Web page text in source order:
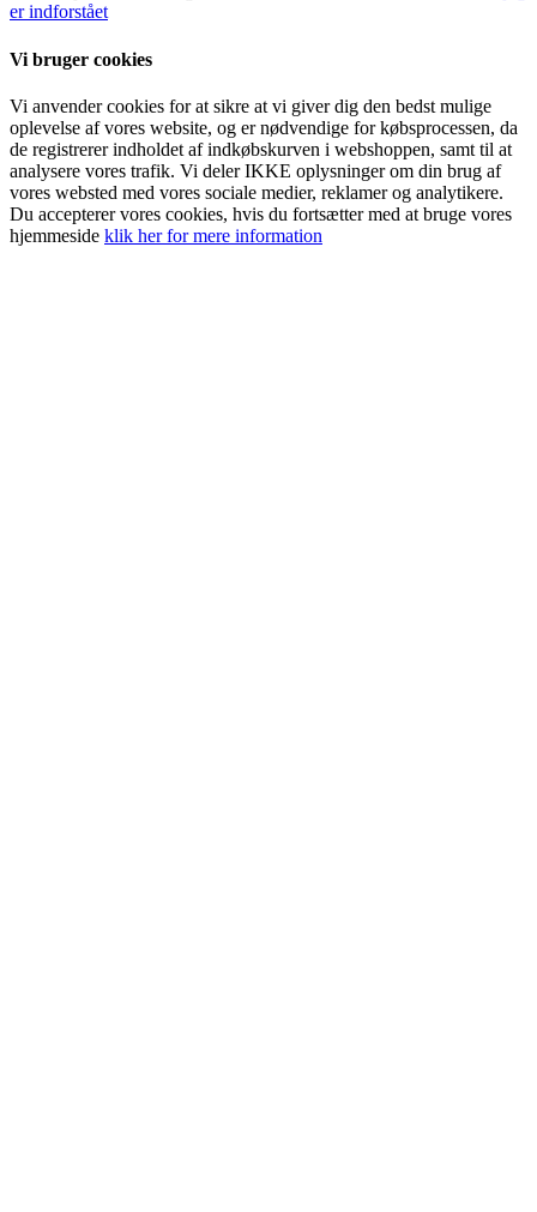
er indforstået
Vi bruger cookies
Vi anvender cookies for at sikre at vi giver dig den bedst mulige
oplevelse af vores website, og er nødvendige for købsprocessen, da
de registrerer indholdet af indkøbskurven i webshoppen, samt til at
analysere vores trafik. Vi deler IKKE oplysninger om din brug af
vores websted med vores sociale medier, reklamer og analytikere.
Du accepterer vores cookies, hvis du fortsætter med at bruge vores
hjemmeside klik her for mere information